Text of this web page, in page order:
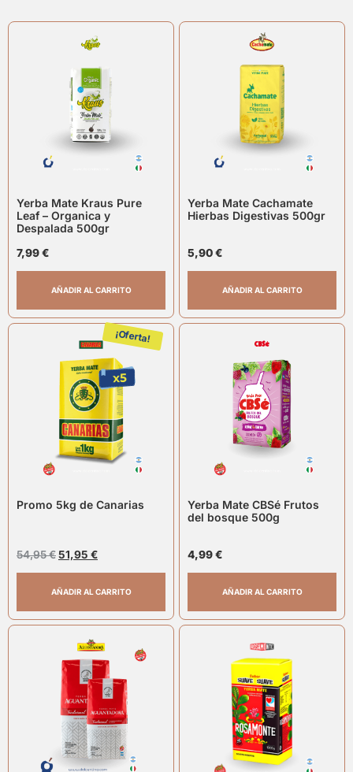
Yerba Mate Kraus Pure
Leaf – Organica y
Despalada 500gr
7,99€
AÑADIR AL CARRITO
Yerba Mate Cachamate
Hierbas Digestivas 500gr
5,90€
AÑADIR AL CARRITO
¡Oferta!
Promo 5kg de Canarias
54,95€51,95 €
AÑADIR AL CARRITO
Yerba Mate CBSé Frutos
del bosque 500g
4,99€
AÑADIR AL CARRITO